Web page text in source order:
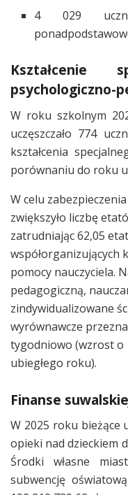
4 029
Kształcenie
psychologiczno-
W roku szkolnym
uczęszczało 774
kształcenia
porównaniu do roku
W celu
zwiększyło liczbę
zatrudniając 62,05
współorganizujących
pomocy nauczyciela.
pedagogiczną,
zindywidualizowane
wyrównawcze
tygodniowo (wzrost o
ubiegłego roku).
Finanse
W 2025 roku bieżące
opieki nad dzieckiem
Środki własne
subwencję